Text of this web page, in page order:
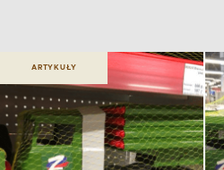
ARTYKUŁY